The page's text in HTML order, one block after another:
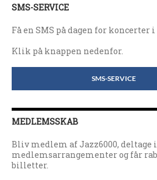
SMS-SERVICE
Få en SMS på dagen for koncerter i
Klik på knappen nedenfor.
SMS-SERVICE
MEDLEMSSKAB
Bliv medlem af Jazz6000, deltage i
medlemsarrangementer og får
billetter.